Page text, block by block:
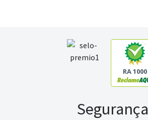
RA 1000
Segurança